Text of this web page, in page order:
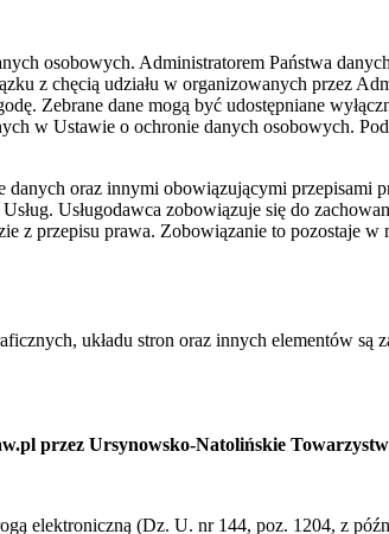
osobowych. Administratorem Państwa
z chęcią udziału w organizowanych przez
Zebrane dane mogą być udostępniane
w Ustawie o ochronie danych osobowych.
oraz innymi obowiązującymi przepisami
Usługodawca zobowiązuje się do
przepisu prawa. Zobowiązanie to pozostaje w
układu stron oraz innych elementów są
przez Ursynowsko-Natolińskie
elektroniczną (Dz. U. nr 144, poz. 1204, z